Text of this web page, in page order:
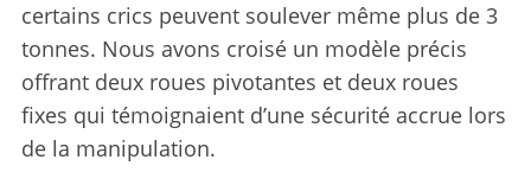
certains crics peuvent soulever même plus de 3
tonnes. Nous avons croisé un modèle précis
offrant deux roues pivotantes et deux roues
fixes qui témoignaient d’une sécurité accrue lors
de la manipulation.